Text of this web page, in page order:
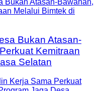
Bukan Atasan-
Kemitraan
Selatan